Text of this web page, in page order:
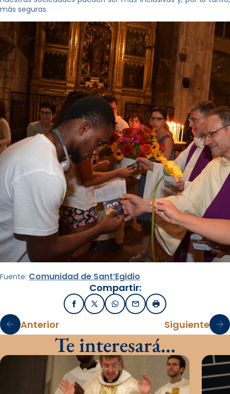
más seguras.
Fuente: Comunidad de Sant’Egidio
Compartir:
FacebookX / TwitterWhatsApp
EmailImprimir
Anterior Siguiente
Te interesará…